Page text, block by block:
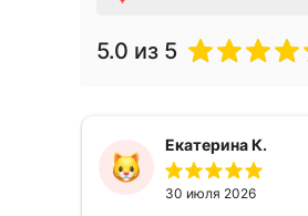
5.0 из 5
Екатерина К.
30 июля 2026